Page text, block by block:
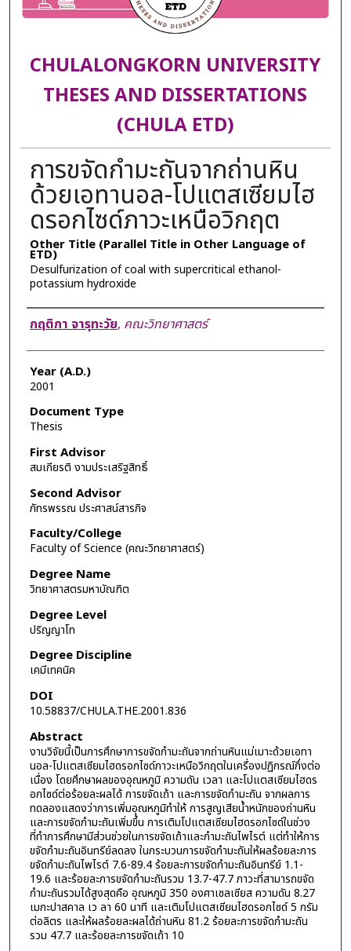
CHULALONGKORN UNIVERSITY
THESES AND DISSERTATIONS
(CHULA ETD)
การขจัดกำมะถันจากถ่านหิน
ด้วยเอทานอล-โปแตสเซียมไฮ
ดรอกไซด์ภาวะเหนือวิกฤต
Other Title (Parallel Title in Other Language of
ETD)
Desulfurization of coal with supercritical ethanol-
potassium hydroxide
Author
กฤติกา จารุทะวัย, คณะวิทยาศาสตร์
Year (A.D.)
2001
Document Type
Thesis
First Advisor
สมเกียรติ งามประเสริฐสิทธิ์
Second Advisor
ภัทรพรรณ ประศาสน์สารกิจ
Faculty/College
Faculty of Science (คณะวิทยาศาสตร์)
Degree Name
วิทยาศาสตรมหาบัณฑิต
Degree Level
ปริญญาโท
Degree Discipline
เคมีเทคนิค
DOI
10.58837/CHULA.THE.2001.836
Abstract
งานวิจัยนี้เป็นการศึกษาการขจัดกำมะถันจากถ่านหินแม่เมาะด้วยเอทา
นอล-โปแตสเซียมไฮดรอกไซด์ภาวะเหนือวิกฤตในเครื่องปฏิกรณ์กึ่งต่อ
เนื่อง โดยศึกษาผลของอุณหภูมิ ความดัน เวลา และโปแตสเซียมไฮดร
อกไซด์ต่อร้อยละผลได้ การขจัดเถ้า และการขจัดกำมะถัน จากผลการ
ทดลองแสดงว่าการเพิ่มอุณหภูมิทำให้ การสูญเสียน้ำหนักของถ่านหิน
และการขจัดกำมะถันเพิ่มขึ้น การเติมโปแตสเซียมไฮดรอกไซด์ในช่วง
ที่ทำการศึกษามีส่วนช่วยในการขจัดเถ้าและกำมะถันไพไรต์ แต่ทำให้การ
ขจัดกำมะถันอินทรีย์ลดลง ในกระบวนการขจัดกำมะถันให้ผลร้อยละการ
ขจัดกำมะถันไพไรต์ 7.6-89.4 ร้อยละการขจัดกำมะถันอินทรีย์ 1.1-
19.6 และร้อยละการขจัดกำมะถันรวม 13.7-47.7 ภาวะที่สามารถขจัด
กำมะถันรวมได้สูงสุดคือ อุณหภูมิ 350 องศาเซลเซียส ความดัน 8.27
เมกะปาสคาล เว ลา 60 นาที และเติมโปแตสเซียมไฮดรอกไซด์ 5 กรัม
ต่อลิตร และให้ผลร้อยละผลได้ถ่านหิน 81.2 ร้อยละการขจัดกำมะถัน
รวม 47.7 และร้อยละการขจัดเถ้า 10